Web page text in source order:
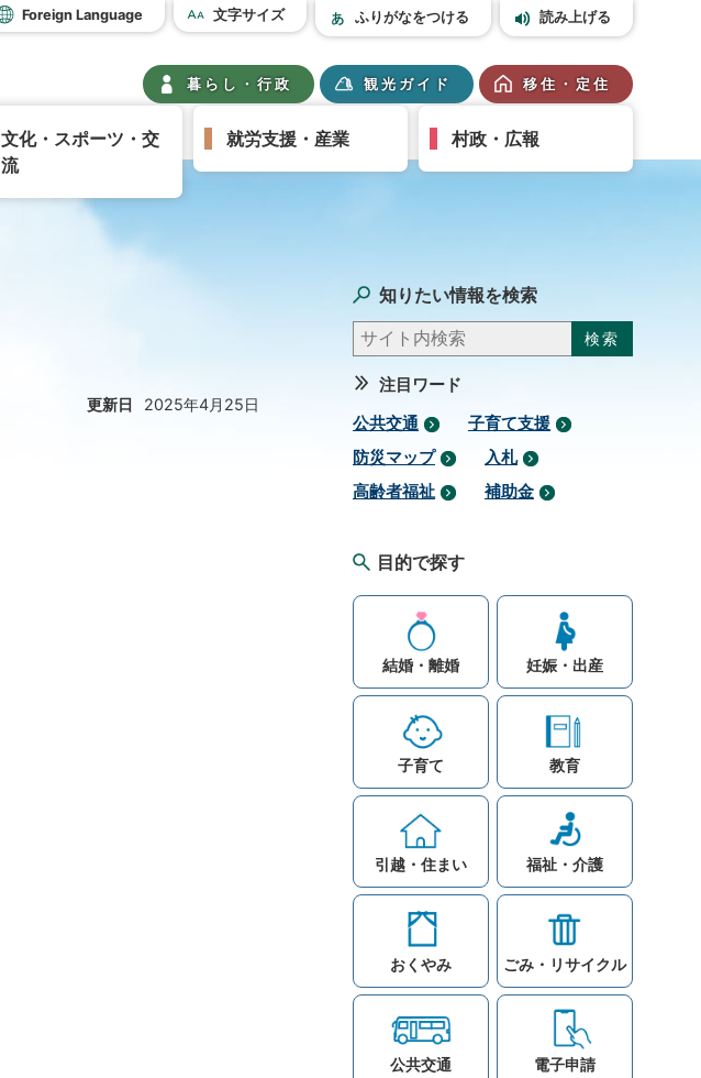
Foreign Language 文字サイズ ふりがなをつける 読み上げる
暮らし・行政 観光ガイド 移住・定住
文化・スポーツ・交
流
就労支援・産業 村政・広報
更新日 2025年4月25日
知りたい情報を検索
注目ワード
公共交通
子育て支援
防災マップ
入札
高齢者福祉
補助金
目的で探す
結婚・離婚 妊娠・出産
子育て 教育
引越・住まい 福祉・介護
おくやみ ごみ・リサイクル
公共交通 電子申請